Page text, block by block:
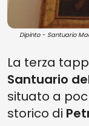
Dipinto - Santuario
La terza
Santuario
situato a
storico di